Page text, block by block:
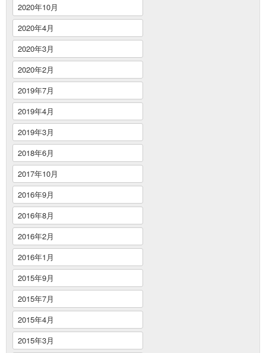
2020年10月
2020年4月
2020年3月
2020年2月
2019年7月
2019年4月
2019年3月
2018年6月
2017年10月
2016年9月
2016年8月
2016年2月
2016年1月
2015年9月
2015年7月
2015年4月
2015年3月